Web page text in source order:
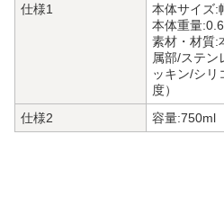
仕様1
本体サイズ:
本体重量
素材・材質:
属部/ステン
ッキン/シリ
度）
仕様2
容量:750ml